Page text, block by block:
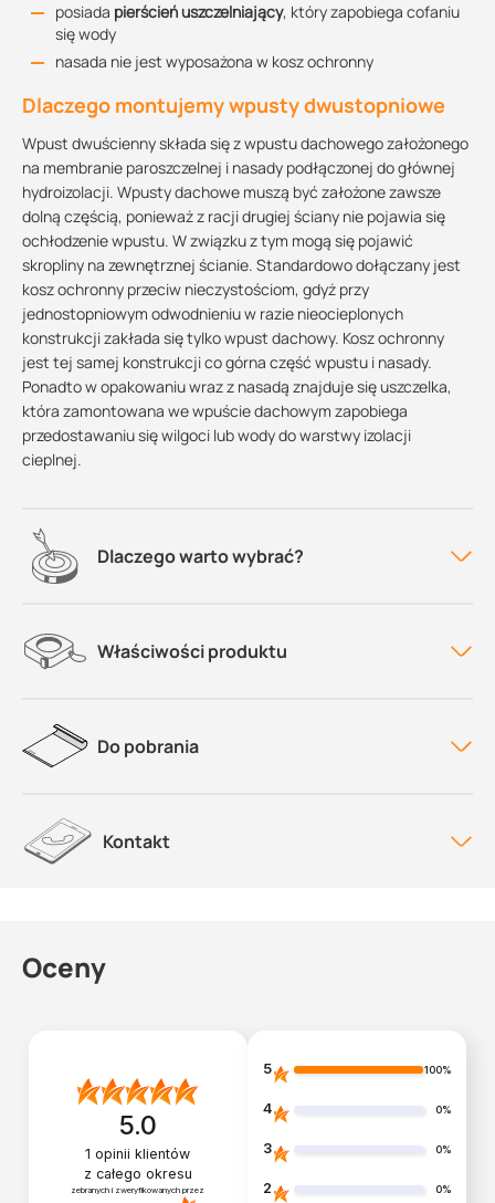
posiada pierścień uszczelniający, który zapobiega cofaniu
się wody
nasada nie jest wyposażona w kosz ochronny
Dlaczego montujemy wpusty dwustopniowe
Wpust dwuścienny składa się z wpustu dachowego założonego
na membranie paroszczelnej i nasady podłączonej do głównej
hydroizolacji. Wpusty dachowe muszą być założone zawsze
dolną częścią, ponieważ z racji drugiej ściany nie pojawia się
ochłodzenie wpustu. W związku z tym mogą się pojawić
skropliny na zewnętrznej ścianie. Standardowo dołączany jest
kosz ochronny przeciw nieczystościom, gdyż przy
jednostopniowym odwodnieniu w razie nieocieplonych
konstrukcji zakłada się tylko wpust dachowy. Kosz ochronny
jest tej samej konstrukcji co górna część wpustu i nasady.
Ponadto w opakowaniu wraz z nasadą znajduje się uszczelka,
która zamontowana we wpuście dachowym zapobiega
przedostawaniu się wilgoci lub wody do warstwy izolacji
cieplnej.
Dlaczego warto wybrać?
Właściwości produktu
Do pobrania
Kontakt
Oceny
5.0
1 opinii klientów
z całego okresu
zebranych i zweryfikowanych przez
5 100%
4 0%
3 0%
2 0%